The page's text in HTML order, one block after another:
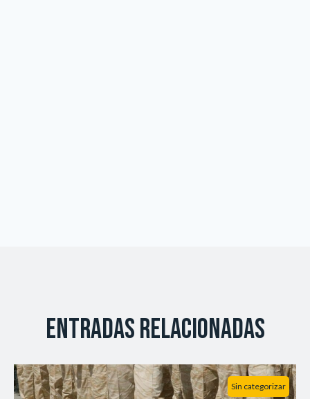
Entradas relacionadas
Sin categorizar